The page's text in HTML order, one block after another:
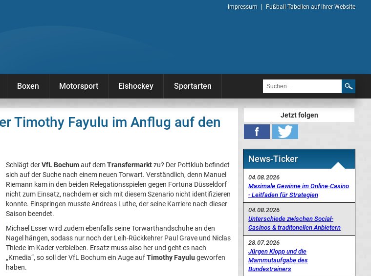
Impressum Fußball-Tabellen auf Ihrer Website
Boxen Motorsport Eishockey Sportarten
Timothy Fayulu im Anflug auf den
Schlägt derVfL Bochumauf demTransfermarktzu? Der Pottklub befindet
sich auf der Suche nach einem neuen Torwart. Verständlich, denn Manuel
Riemann kam in den beiden Relegationsspielen gegen Fortuna Düsseldorf
nicht zum Einsatz, nachdem er sich mit diesem Szenario nicht identifizieren
konnte. Einspringen musste Andreas Luthe, der seine Karriere nach dieser
Saison beendet.
Michael Esser wird zudem ebenfalls seine Torwarthandschuhe an den
Nagel hängen, sodass nur noch der Leih-Rückkehrer Paul Grave und Niclas
Thiede im Kader verbleiben. Ersatz muss also her und geht es nach
„Kmedia“, so soll der VfL Bochum ein Auge aufTimothy Fayulu geworfen
haben.
Jetzt folgen
News-Ticker
04.08.2026
Maximale Gewinne im Online-Casino
- Leitfaden für Strategien
04.08.2026
Unterschiede zwischen Social-
Casinos & traditonellen Anbietern
28.07.2026
Jürgen Klopp und die
Mammutaufgabe des
Bundestrainers